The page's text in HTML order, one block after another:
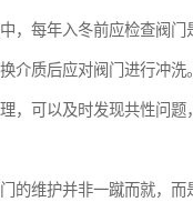
，每年入冬前应检查阀门
介质后应对阀门进行冲洗。
，可以及时发现共性问题
的维护并非一蹴而就，而